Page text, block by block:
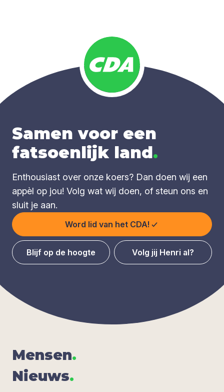
Samen voor een
fatsoenlijk land.
Enthousiast over onze koers? Dan doen wij een
appèl op jou! Volg wat wij doen, of steun ons en
sluit je aan.
Word lid van het CDA!
Blijf op de hoogte Volg jij Henri al?
Men­sen.
Nieuws.